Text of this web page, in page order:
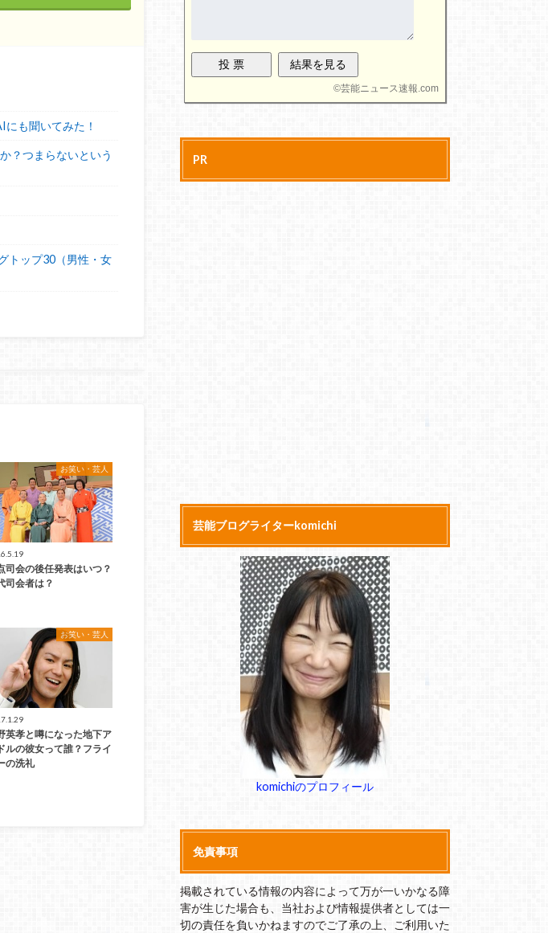
も聞いてみた！
？つまらないという
トップ30（男性・女
お笑い・芸人
司会の後任発表はいつ？
司会者は？
お笑い・芸人
英孝と噂になった地下ア
ルの彼女って誰？フライ
の洗礼
©芸能ニュース速報.com
PR
芸能ブログライターkomichi
komichiのプロフィール
免責事項
掲載されている情報の内容によって万が一いかなる障
害が生じた場合も、当社および情報提供者としては一
切の責任を負いかねますのでご了承の上、ご利用いた